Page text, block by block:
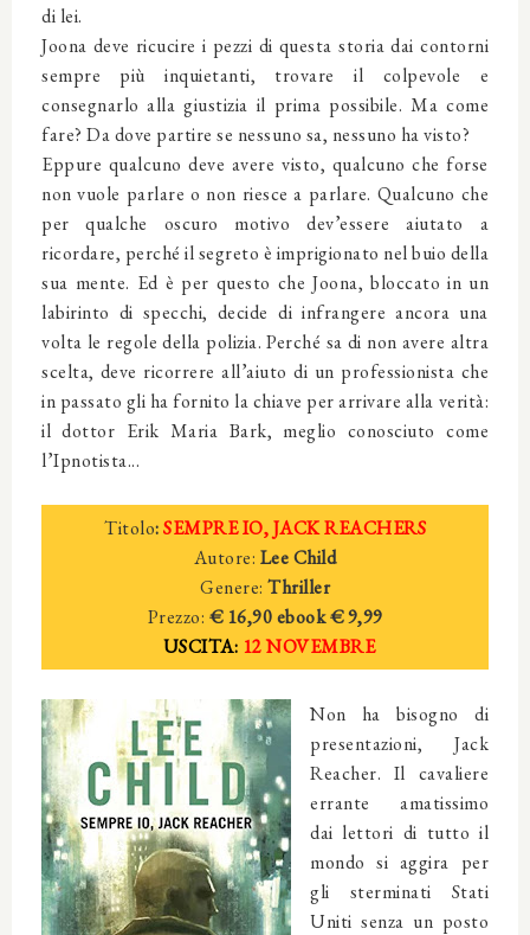
di lei.
Joona deve ricucire i pezzi di questa storia dai contorni
sempre più inquietanti, trovare il colpevole e
consegnarlo alla giustizia il prima possibile. Ma come
fare? Da dove partire se nessuno sa, nessuno ha visto?
Eppure qualcuno deve avere visto, qualcuno che forse
non vuole parlare o non riesce a parlare. Qualcuno che
per qualche oscuro motivo dev’essere aiutato a
ricordare, perché il segreto è imprigionato nel buio della
sua mente. Ed è per questo che Joona, bloccato in un
labirinto di specchi, decide di infrangere ancora una
volta le regole della polizia. Perché sa di non avere altra
scelta, deve ricorrere all’aiuto di un professionista che
in passato gli ha fornito la chiave per arrivare alla verità:
il dottor Erik Maria Bark, meglio conosciuto come
l’Ipnotista...
Titolo:SEMPRE IO, JACK REACHERS
Autore: Lee Child
Genere: Thriller
Prezzo: € 16,90ebook € 9,99
USCITA: 12 NOVEMBRE
Non ha bisogno di
presentazioni, Jack
Reacher. Il cavaliere
errante amatissimo
dai lettori di tutto il
mondo si aggira per
gli sterminati Stati
Uniti senza un posto